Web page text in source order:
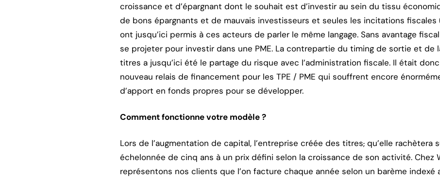
croissance et d’épargnant dont le souhait est d’investir au sein du tissu
de bons épargnants et de mauvais investisseurs et seules les incitations fiscales
ont jusqu’ici permis à ces acteurs de parler le même langage. Sans avantage
se projeter pour investir dans une PME. La contrepartie du timing de sortie et de
titres a jusqu’ici été le partage du risque avec l’administration fiscale. Il était
nouveau relais de financement pour les TPE / PME qui souffrent encore
d’apport en fonds propres pour se développer.
Comment fonctionne votre modèle ?
Lors de l’augmentation de capital, l’entreprise créée des titres, qu’elle rachètera
échelonnée de cinq ans à un prix défini selon la croissance de son activité. Chez
représentons nos clients que l’on facture chaque année selon un barème indexé